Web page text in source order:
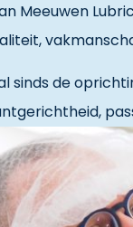
Meeuwen
sinds de